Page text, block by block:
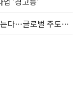
SK하이닉스, 'AI 투자·주주환원' 다 잡는다…글로벌 주도권 굳히기